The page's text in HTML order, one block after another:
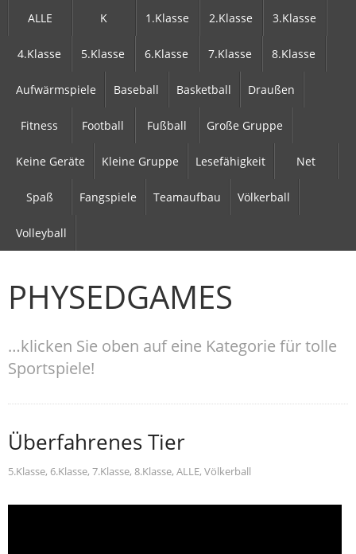
ALLE K 1.Klasse 2.Klasse 3.Klasse
4.Klasse 5.Klasse 6.Klasse 7.Klasse 8.Klasse
Aufwärmspiele Baseball Basketball Draußen
Fitness Football Fußball Große Gruppe
Keine Geräte Kleine Gruppe Lesefähigkeit Net
Spaß Fangspiele Teamaufbau Völkerball
Volleyball
PHYSEDGAMES
…klicken Sie oben auf eine Kategorie für tolle
Sportspiele!
Überfahrenes Tier
5.Klasse, 6.Klasse, 7.Klasse, 8.Klasse, ALLE, Völkerball